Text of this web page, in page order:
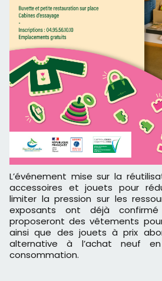
L’événement mise sur la réutilisation des vêtements,
accessoires et jouets pour
limiter la pression sur les
exposants ont déjà
proposeront des vêtements
ainsi que des jouets à prix
alternative à l’achat neuf
consommation.